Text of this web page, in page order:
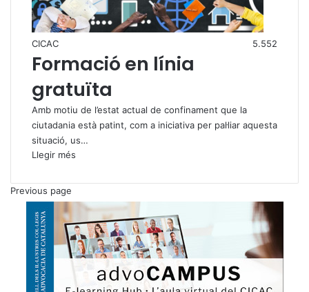
CICAC 5.552
Formació en línia
gratuïta
Amb motiu de l’estat actual de confinament que la
ciutadania està patint, com a iniciativa per pal·liar aquesta
situació, us…
Llegir més
Previous page